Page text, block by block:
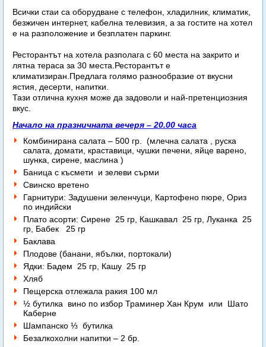
Всички стаи са оборудване с телефон, хладилник, климатик,
безжичен интернет, кабелна телевизия, а за гостите на хотел
е на разположение и безплатен паркинг.
Ресторантът на хотела разполага с 60 места на закрито и
лятна тераса за 30 места.Ресторантът е
климатизиран.Предлага голямо разнообразие от вкусни
ястия, десерти, напитки.
Тази отлична кухня може да задоволи и най-претенциозния
вкус.
Начало на празничната вечеря – 20.00 часа
Комбинирана салата – 500 гр. (млечна салата , руска
салата, домати, краставици, чушки печени, яйце варено,
шунка, сирене, маслина )
Баница с късмети и зелеви сърми
Свинско вретено
Гарнитури: Задушени зеленчуци, Картофено пюре, Ориз
по индийски
Плато асорти: Сирене 25 гр, Кашкавал 25 гр, Луканка 25
гр, Бабек 25 гр
Баклава
Плодове (банани, ябълки, портокали)
Ядки: Бадем 25 гр, Кашу 25 гр
Хляб
Пещерска отлежала ракия 100 мл
½ бутилка вино по избор Траминер Хан Крум или Шато
Каберне
Шампанско ⅓ бутилка
Безалкохолни напитки – 2 бр.